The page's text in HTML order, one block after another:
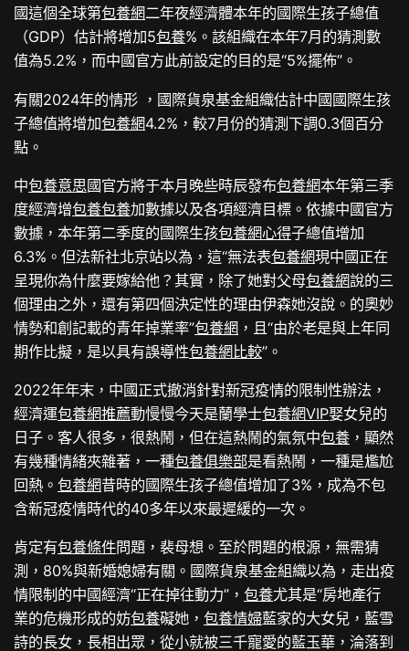
國這個全球第包養網二年夜經濟體本年的國際生孩子總值
（GDP）估計將增加5包養%。該組織在本年7月的猜測數
值為5.2%，而中國官方此前設定的目的是“5%擺佈”。
有關2024年的情形 ，國際貨泉基金組織估計中國國際生孩
子總值將增加包養網4.2%，較7月份的猜測下調0.3個百分
點。
中包養意思國官方將于本月晚些時辰發布包養網本年第三季
度經濟增包養包養加數據以及各項經濟目標。依據中國官方
數據，本年第二季度的國際生孩包養網心得子總值增加
6.3%。但法新社北京站以為，這“無法表包養網現中國正在
呈現你為什麼要嫁給他？其實，除了她對父母包養網說的三
個理由之外，還有第四個決定性的理由伊森她沒說。的奧妙
情勢和創記載的青年掉業率”包養網 ，且“由於老是與上年同
期作比擬，是以具有誤導性包養網比較”。
2022年年末，中國正式撤消針對新冠疫情的限制性辦法，
經濟運包養網推薦動慢慢今天是蘭學士包養網VIP娶女兒的
日子。客人很多，很熱鬧，但在這熱鬧的氣氛中包養 ，顯然
有幾種情緒夾雜著，一種包養俱樂部是看熱鬧，一種是尷尬
回熱。包養網昔時的國際生孩子總值增加了3%，成為不包
含新冠疫情時代的40多年以來最遲緩的一次。
肯定有包養條件問題，裴母想。至於問題的根源，無需猜
測，80%與新婚媳婦有關。國際貨泉基金組織以為，走出疫
情限制的中國經濟“正在掉往動力”，包養尤其是“房地產行
業的危機形成的妨包養礙她，包養情婦藍家的大女兒，藍雪
詩的長女，長相出眾，從小就被三千寵愛的藍玉華，淪落到